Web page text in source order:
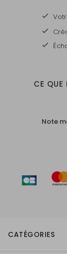
CE QUE
Note
CATÉGORIES